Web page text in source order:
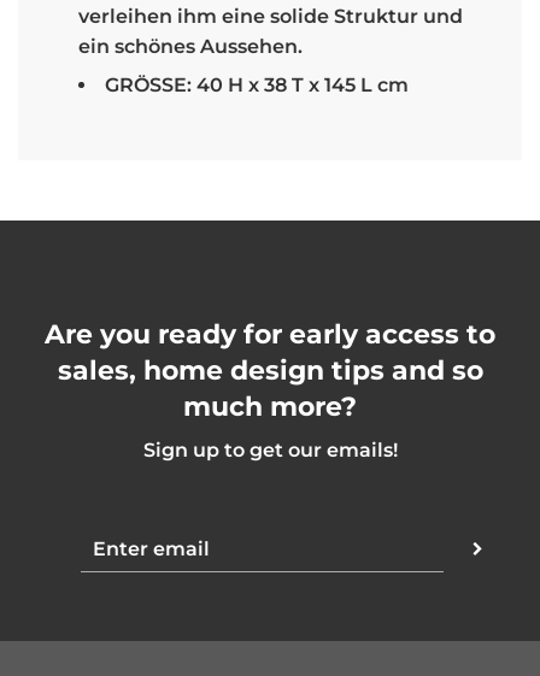
verleihen ihm eine solide Struktur und
ein schönes Aussehen.
GRÖSSE: 40 H x 38 T x 145 L cm
Are you ready for early access to
sales, home design tips and so
much more?
Sign up to get our emails!